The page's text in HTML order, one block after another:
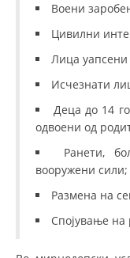
Воени
Цивилни
Лица уапсени
Исчезнати
Деца до 14
одвоени од
Ранети,
вооружени сили;
Размена на
Спојување на